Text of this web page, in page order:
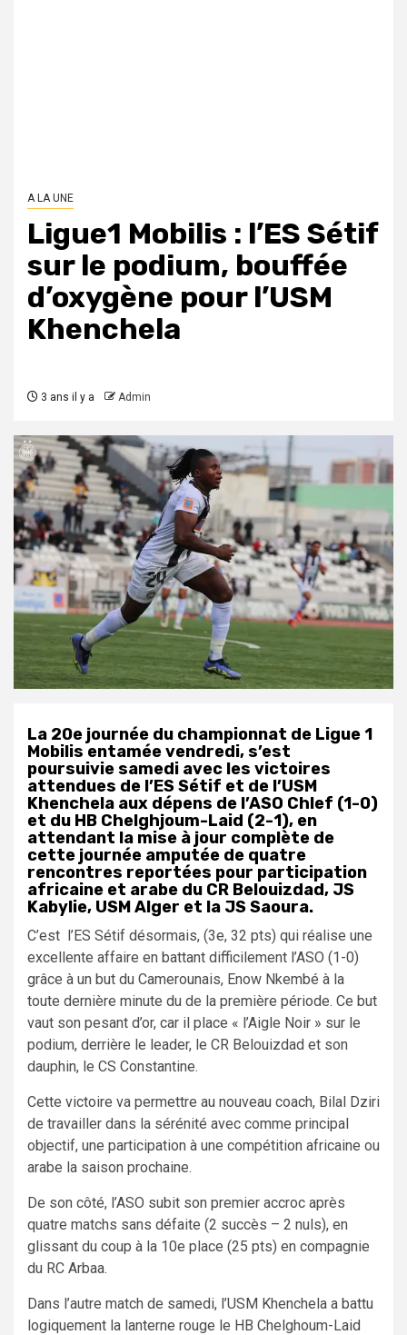
A LA UNE
Ligue1 Mobilis : l’ES Sétif
sur le podium, bouffée
d’oxygène pour l’USM
Khenchela
3 ans il y a Admin
La 20e journée du championnat de Ligue 1
Mobilis entamée vendredi, s’est
poursuivie samedi avec les victoires
attendues de l’ES Sétif et de l’USM
Khenchela aux dépens de l’ASO Chlef (1-0)
et du HB Chelghjoum-Laid (2-1), en
attendant la mise à jour complète de
cette journée amputée de quatre
rencontres reportées pour participation
africaine et arabe du CR Belouizdad, JS
Kabylie, USM Alger et la JS Saoura.
C’est l’ES Sétif désormais, (3e, 32 pts) qui réalise une
excellente affaire en battant difficilement l’ASO (1-0)
grâce à un but du Camerounais, Enow Nkembé à la
toute dernière minute du de la première période. Ce but
vaut son pesant d’or, car il place « l’Aigle Noir » sur le
podium, derrière le leader, le CR Belouizdad et son
dauphin, le CS Constantine.
Cette victoire va permettre au nouveau coach, Bilal Dziri
de travailler dans la sérénité avec comme principal
objectif, une participation à une compétition africaine ou
arabe la saison prochaine.
De son côté, l’ASO subit son premier accroc après
quatre matchs sans défaite (2 succès – 2 nuls), en
glissant du coup à la 10e place (25 pts) en compagnie
du RC Arbaa.
Dans l’autre match de samedi, l’USM Khenchela a battu
logiquement la lanterne rouge le HB Chelghoum-Laid